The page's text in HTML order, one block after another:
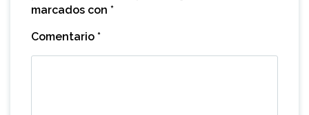
marcados con *
Comentario *